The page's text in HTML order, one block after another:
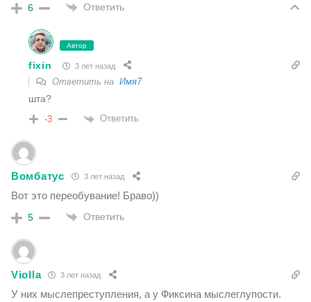
6 Ответить
Автор
fixin 3 лет назад
Ответить на Имя7
шта?
-3 Ответить
Вомбатус 3 лет назад
Вот это переобувание! Браво))
5 Ответить
Violla 3 лет назад
У них мыслепреступления, а у Фиксина мыслеглупости.